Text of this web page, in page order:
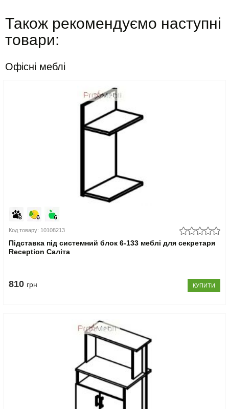
Також рекомендуємо наступні
товари:
Офісні меблі
Код товару: 10108213
Підставка під системний блок 6-133 меблі для секретаря
Reception Саліта
810 грн КУПИТИ